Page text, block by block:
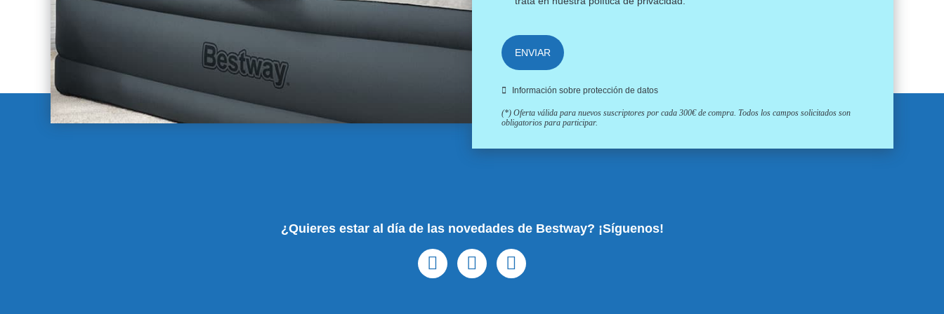
ENVIAR
Información sobre protección de datos
(*) Oferta válida para nuevos suscriptores por cada 300€ de compra. Todos los campos solicitados son
obligatorios para participar.
¿Quieres estar al día de las novedades de Bestway? ¡Síguenos!